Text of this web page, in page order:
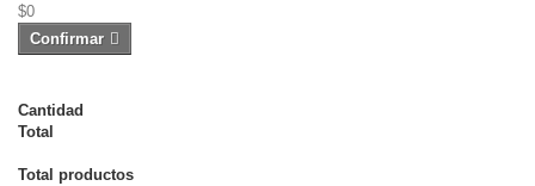
$0
Confirmar
Cantidad
Total
Total productos